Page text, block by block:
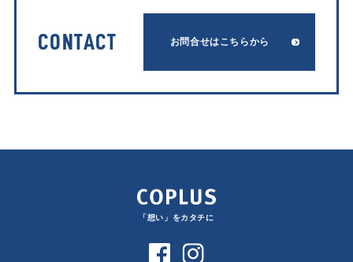
CONTACT お問合せはこちらから
「想い」をカタチに